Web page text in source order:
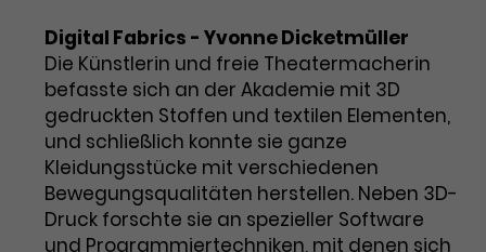
Digital Fabrics - Yvonne Dicketmüller
Die Künstlerin und freie Theatermacherin
befasste sich an der Akademie mit 3D
gedruckten Stoffen und textilen Elementen,
und schließlich konnte sie ganze
Kleidungsstücke mit verschiedenen
Bewegungsqualitäten herstellen. Neben 3D-
Druck forschte sie an spezieller Software
und Programmiertechniken, mit denen sich